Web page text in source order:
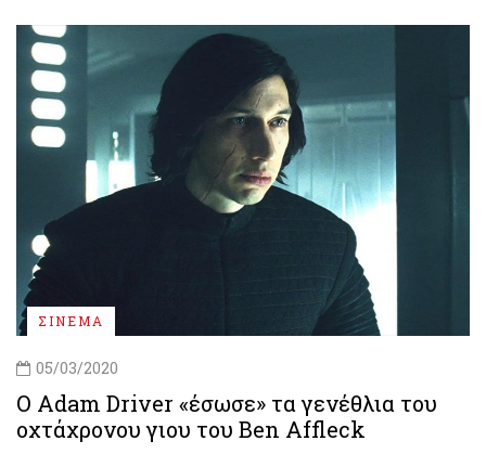
ΣΙΝΕΜΑ
05/03/2020
Ο Adam Driver «έσωσε» τα γενέθλια του
οχτάχρονου γιου του Ben Affleck